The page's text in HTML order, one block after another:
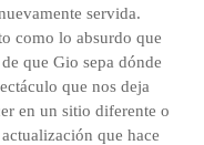
servida.
como lo absurdo que
que Gio sepa dónde
que nos deja
en un sitio diferente o
que hace